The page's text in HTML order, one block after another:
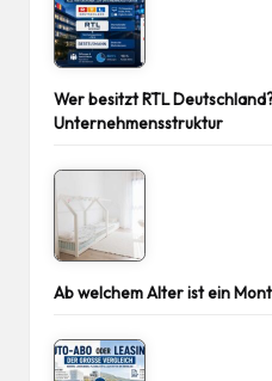
Wer besitzt RTL
Unternehmensstruktur
Ab welchem Alter ist ein